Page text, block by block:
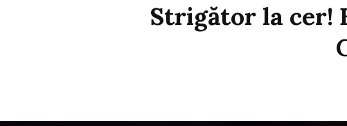
Strigător la cer!